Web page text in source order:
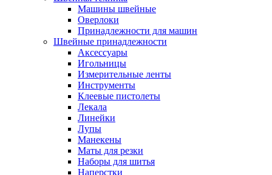
Машины швейные
Оверлоки
Принадлежности для машин
Швейные принадлежности
Аксессуары
Игольницы
Измерительные ленты
Инструменты
Клеевые пистолеты
Лекала
Линейки
Лупы
Манекены
Маты для резки
Наборы для шитья
Наперстки